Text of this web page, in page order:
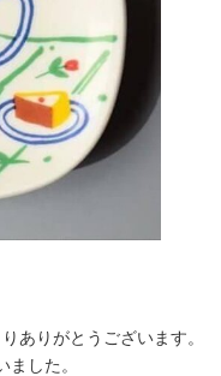
ありがとうございます。
した。